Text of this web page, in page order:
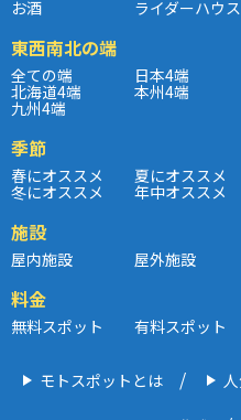
お酒 ライダーハウス
東西南北の端
全ての端 日本4端
北海道4端 本州4端
九州4端
季節
春にオススメ 夏にオススメ
冬にオススメ 年中オススメ
施設
屋内施設 屋外施設
料金
無料スポット 有料スポット
モトスポットとは